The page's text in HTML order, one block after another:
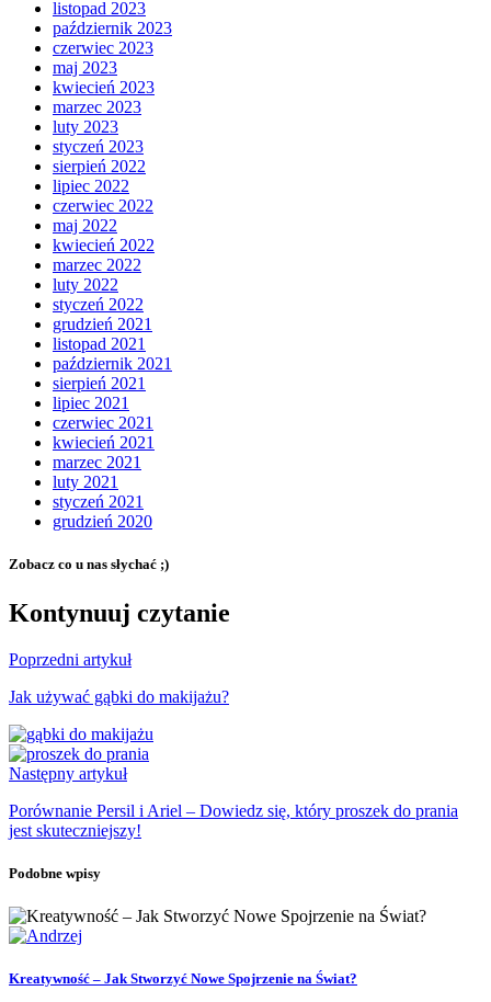
listopad 2023
październik 2023
czerwiec 2023
maj 2023
kwiecień 2023
marzec 2023
luty 2023
styczeń 2023
sierpień 2022
lipiec 2022
czerwiec 2022
maj 2022
kwiecień 2022
marzec 2022
luty 2022
styczeń 2022
grudzień 2021
listopad 2021
październik 2021
sierpień 2021
lipiec 2021
czerwiec 2021
kwiecień 2021
marzec 2021
luty 2021
styczeń 2021
grudzień 2020
Zobacz co u nas słychać ;)
Kontynuuj czytanie
Poprzedni artykuł
Jak używać gąbki do makijażu?
Następny artykuł
Porównanie Persil i Ariel – Dowiedz się, który proszek do prania
jest skuteczniejszy!
Podobne wpisy
Kreatywność – Jak Stworzyć Nowe Spojrzenie na Świat?